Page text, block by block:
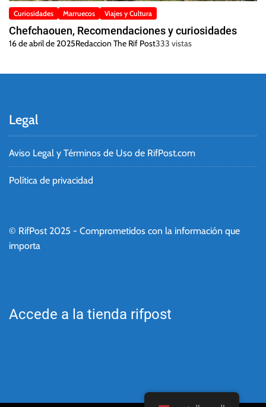
Curiosidades Marruecos Viajes y Cultura
Chefchaouen, Recomendaciones y curiosidades
16 de abril de 2025Redaccion The Rif Post333 vistas
Legal
Aviso Legal y Términos de Uso de RifPost.com
Política de privacidad
© RifPost 2025 - Comprometidos con la información que
importa
Accede a la tienda rifpost